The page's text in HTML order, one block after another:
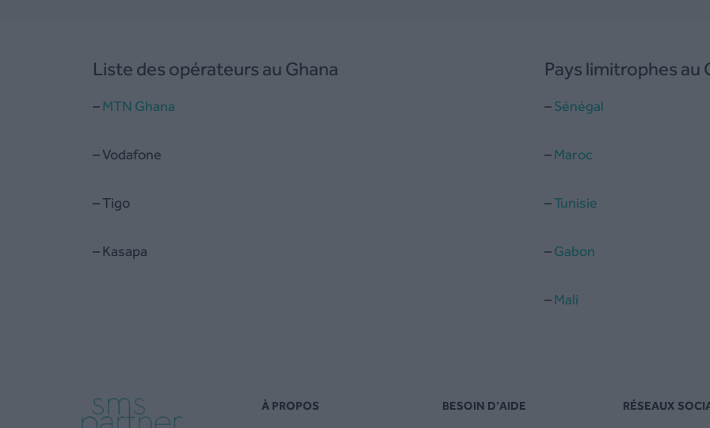
Liste des opérateurs au Ghana
–MTN Ghana
– Vodafone
– Tigo
– Kasapa
Pays limitrophes au
–Sénégal
–Maroc
–Tunisie
–Gabon
–Mali
À PROPOS BESOIN D’AIDE RÉSEAUX